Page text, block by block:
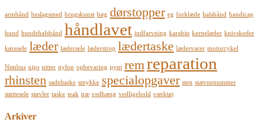
armbånd beslagsmed brugskunst bøg dørstopper eg forklæde halsbånd handicap
hund hundehalsbånd håndlavet indfarvning karabin kernelæder knivskeder
køresele læder lædersele læderstrop lædertaske lædervarer motorcykel
Nimbus nips nitter nylon opbevaring pynt remreparation
rhinsten sadeltaske smykke specialopgaver sten stævnenummer
støttesele støvler taske teak træ vedhæng vedligehold værktøj
Arkiver